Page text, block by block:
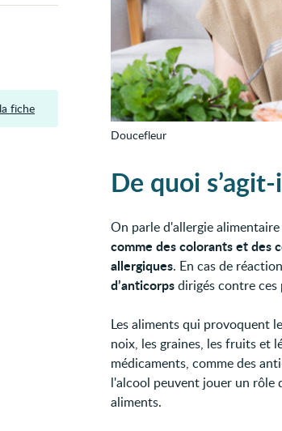
Doucefleur
De quoi
On parle d'allergie
comme des colorants et des
allergiques. En cas de
d’anticorpsdirigés contre ces
Les aliments qui provoquent
noix, les graines, les fruits et
médicaments, comme des
l'alcool peuvent jouer un rôle
aliments.
fiche